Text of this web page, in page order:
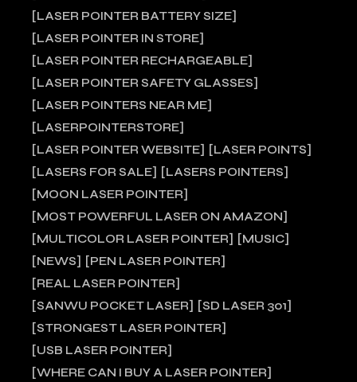
LASER POINTER BATTERY SIZE
LASER POINTER IN STORE
LASER POINTER RECHARGEABLE
LASER POINTER SAFETY GLASSES
LASER POINTERS NEAR ME
LASERPOINTERSTORE
LASER POINTER WEBSITE
LASER POINTS
LASERS FOR SALE
LASERS POINTERS
MOON LASER POINTER
MOST POWERFUL LASER ON AMAZON
MULTICOLOR LASER POINTER
MUSIC
NEWS
PEN LASER POINTER
REAL LASER POINTER
SANWU POCKET LASER
SD LASER 301
STRONGEST LASER POINTER
USB LASER POINTER
WHERE CAN I BUY A LASER POINTER